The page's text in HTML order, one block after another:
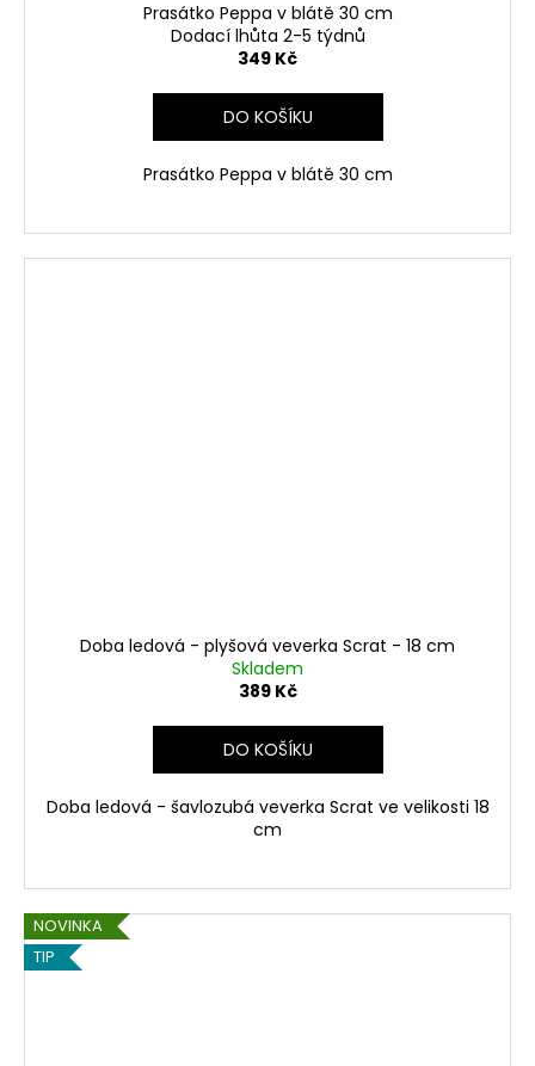
Prasátko Peppa v blátě 30 cm
Dodací lhůta 2-5 týdnů
349 Kč
DO KOŠÍKU
Prasátko Peppa v blátě 30 cm
Doba ledová - plyšová veverka Scrat - 18 cm
Skladem
389 Kč
DO KOŠÍKU
Doba ledová - šavlozubá veverka Scrat ve velikosti 18
cm
NOVINKA
TIP